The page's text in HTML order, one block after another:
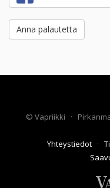
Anna palautetta
© Vapriikki ·
Yhteystiedot ·